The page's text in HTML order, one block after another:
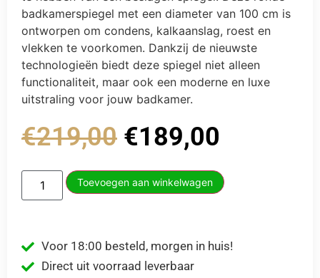
badkamerspiegel met een diameter van 100 cm is
ontworpen om condens, kalkaanslag, roest en
vlekken te voorkomen. Dankzij de nieuwste
technologieën biedt deze spiegel niet alleen
functionaliteit, maar ook een moderne en luxe
uitstraling voor jouw badkamer.
€219,00 €189,00
Toevoegen aan winkelwagen
Voor 18:00 besteld, morgen in huis!
Direct uit voorraad leverbaar